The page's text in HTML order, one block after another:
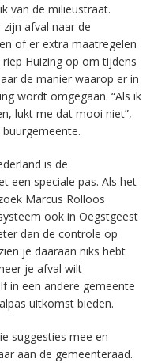
van de milieustraat.
afval naar de
of er extra maatregelen
Huizing op om tijdens
de manier waarop er in
wordt omgegaan. “Als ik
lukt me dat mooi niet”,
is de
een speciale pas. Als het
Marcus Rolloos
ook in Oegstgeest
dan de controle op
je daaraan niks hebt
je afval wilt
in een andere gemeente
uitkomst bieden.
suggesties mee en
aan de gemeenteraad.